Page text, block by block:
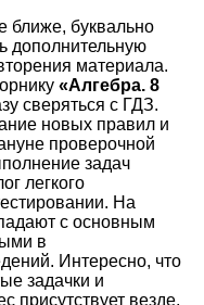
ближе, буквально
дополнительную
материала.
«Алгебра. 8
сверяться с ГДЗ.
новых правил и
проверочной
задач
легкого
На
с основным
в
Интересно, что
задачки и
присутствует везде,